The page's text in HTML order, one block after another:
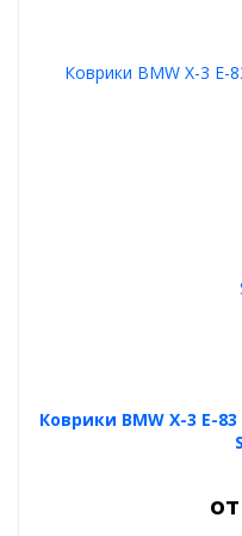
Коврики BMW X-3 E-
от